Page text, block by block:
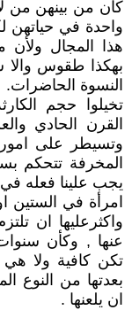
كان من بينهن من
واحدة في حياتهن
هذا المجال ولأن
بهكذا طقوس والا
النسوة الحاضرات.
تخيلوا حجم
القرن الحادي
وتسيطر على امور
المخرفة تتحكم
يجب علينا فعله
امرأة في الستين
واكثرعليها ان
عنها , وكأن
تكن كافية ولا
بعدتها من النوع
ان يلعنها .